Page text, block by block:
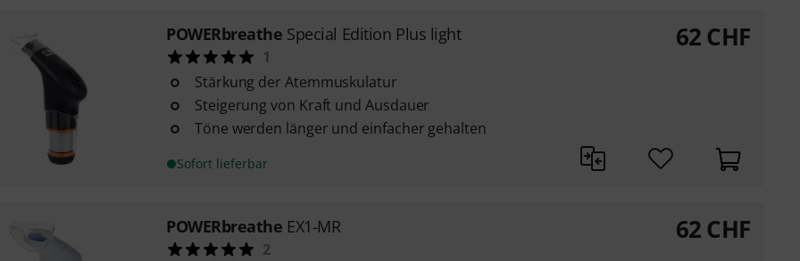
POWERbreathe Special Edition Plus light
1
Stärkung der Atemmuskulatur
Steigerung von Kraft und Ausdauer
Töne werden länger und einfacher gehalten
Sofort lieferbar
62CHF
POWERbreathe EX1-MR
2
62CHF